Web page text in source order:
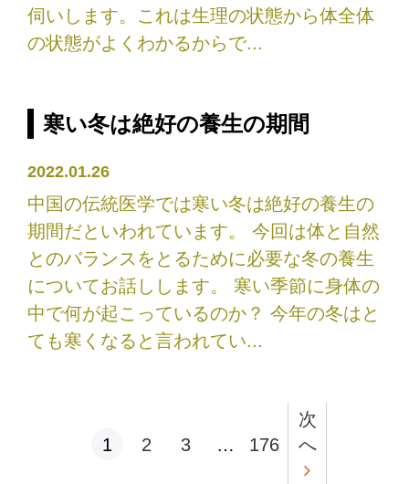
伺いします。これは生理の状態から体全体
の状態がよくわかるからで...
寒い冬は絶好の養生の期間
2022.01.26
中国の伝統医学では寒い冬は絶好の養生の
期間だといわれています。 今回は体と自然
とのバランスをとるために必要な冬の養生
についてお話しします。 寒い季節に身体の
中で何が起こっているのか？ 今年の冬はと
ても寒くなると言われてい...
1 2 3 … 176
次
へ